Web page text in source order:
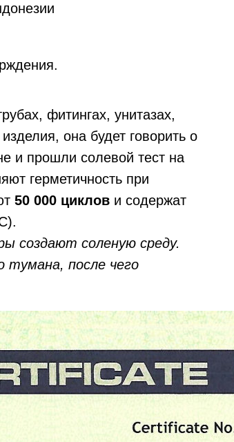
фитингах, унитазах,
она будет говорить о
и прошли солевой тест на
герметичность при
50 000 циклов и содержат
создают соленую среду.
тумана, после чего